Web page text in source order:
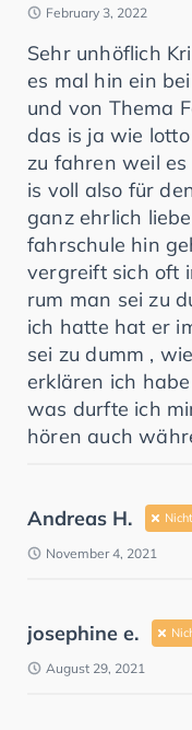
February 3, 2022
Sehr unhöflich
es mal hin ein
und von Thema
das is ja wie
zu fahren weil
is voll also für
ganz ehrlich
fahrschule hin
vergreift sich oft
rum man sei zu
ich hatte hat er
sei zu dumm ,
erklären ich
was durfte ich
hören auch
Andreas H.
November 4, 2021
josephine e.
August 29, 2021